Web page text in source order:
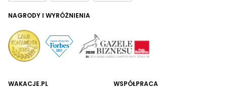
WAKACJE.PL WSPÓŁPRACA
NAGRODY I WYRÓŻNIENIA